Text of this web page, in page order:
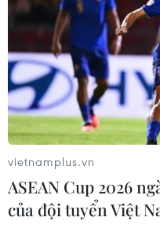
Trung
vietnamplus.vn
ASEAN Cup 2026
của đội tuyển Việt